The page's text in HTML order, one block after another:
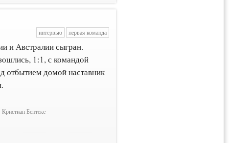
интервью первая команда
и Австралии сыгран.
1:1, с командой
отбытием домой наставник
Кристиан Бентеке